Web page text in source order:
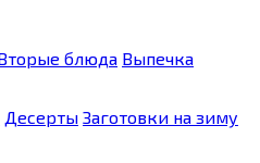
блюда Выпечка
Десерты Заготовки на зиму